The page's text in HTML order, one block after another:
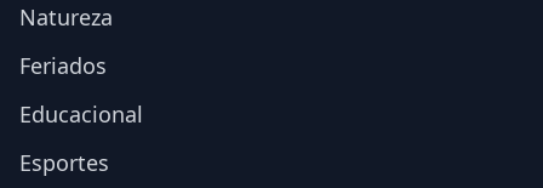
Natureza
Feriados
Educacional
Esportes